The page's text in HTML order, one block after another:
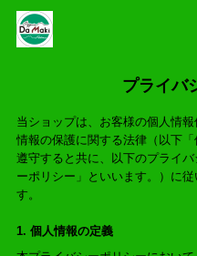
プライバ
当ショップは、お客様の個人情
情報の保護に関する法律（以下
遵守すると共に、以下のプライ
ーポリシー」といいます。）に
す。
1. 個人情報の定義